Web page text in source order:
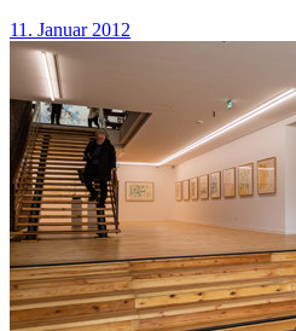
11. Januar 2012